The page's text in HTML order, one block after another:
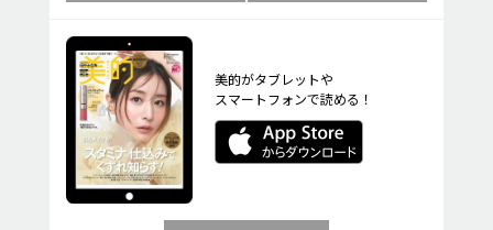
美的がタブレットや
スマートフォンで読める！